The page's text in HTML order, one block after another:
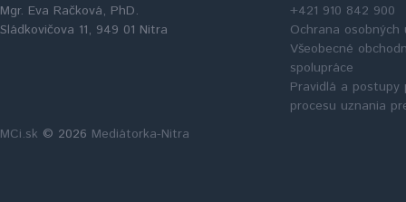
Mgr. Eva Račková, PhD.
Sládkovičova 11, 949 01 Nitra
+421 910 842 900
Ochrana osobných
Všeobecné
spolupráce
Pravidlá a postupy
procesu uznania
MCi.sk © 2026 Mediátorka-Nitra